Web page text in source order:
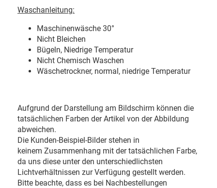
Waschanleitung:
Maschinenwäsche 30°
Nicht Bleichen
Bügeln, Niedrige Temperatur
Nicht Chemisch Waschen
Wäschetrockner, normal, niedrige Temperatur
Aufgrund der Darstellung am Bildschirm können die
tatsächlichen Farben der Artikel von der Abbildung
abweichen.
Die Kunden-Beispiel-Bilder stehen in
keinem Zusammenhang mit der tatsächlichen Farbe,
da uns diese unter den unterschiedlichsten
Lichtverhältnissen zur Verfügung gestellt werden.
Bitte beachte, dass es bei Nachbestellungen